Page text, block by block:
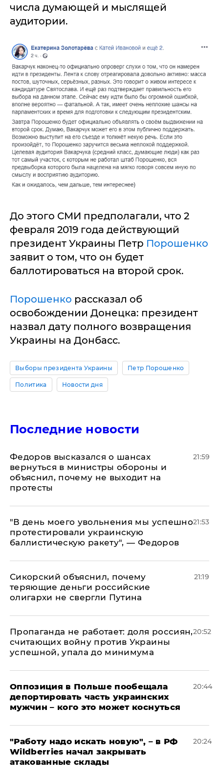
числа думающей и мыслящей
аудитории.
До этого СМИ предполагали, что 2
февраля 2019 года действующий
президент Украины Петр Порошенко
заявит о том, что он будет
баллотироваться на второй срок.
Порошенко рассказал об
освобождении Донецка: президент
назвал дату полного возвращения
Украины на Донбасс.
Выборы президента Украины Петр Порошенко
Политика Новости дня
Последние новости
Федоров высказался о шансах
вернуться в министры обороны и
объяснил, почему не выходит на
протесты
21:59
​"В день моего увольнения мы успешно
протестировали украинскую
баллистическую ракету", — Федоров
21:53
Сикорский объяснил, почему
теряющие деньги российские
олигархи не свергли Путина
21:19
​Пропаганда не работает: доля россиян,
считающих войну против Украины
успешной, упала до минимума
20:52
Оппозиция в Польше пообещала
депортировать часть украинских
мужчин – кого это может коснуться
20:44
"Работу надо искать новую", – в РФ
Wildberries начал закрывать
атакованные склады
20:24